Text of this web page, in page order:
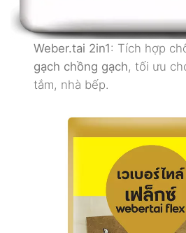
Weber.tai 2in1: Tích hợp
gạch chồng gạch, tối ưu
tắm, nhà bếp.